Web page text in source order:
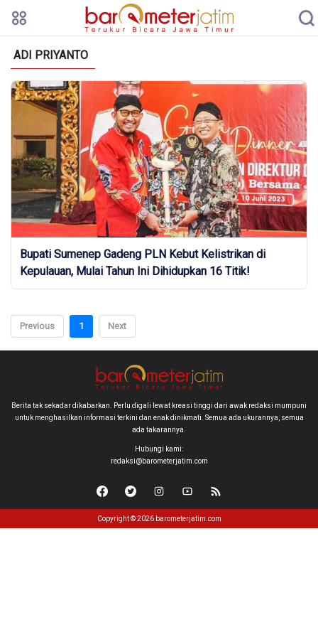
ADI PRIYANTO
Bupati Sumenep Gadeng PLN Kebut Kelistrikan di
Kepulauan, Mulai Tahun Ini Dihidupkan 16 Titik!
Previous 1 Next
Berita tak sekadar dikabarkan. Perlu digali lewat kreasi tinggi dari awak redaksi mumpuni
untuk menghasilkan informasi terkini dan enak dinikmati. Semua ada ukurannya, semua
ada takarannya.
Hubungi kami:
redaksi@barometerjatim.com
Copyright © 2026 barometerjatim.com